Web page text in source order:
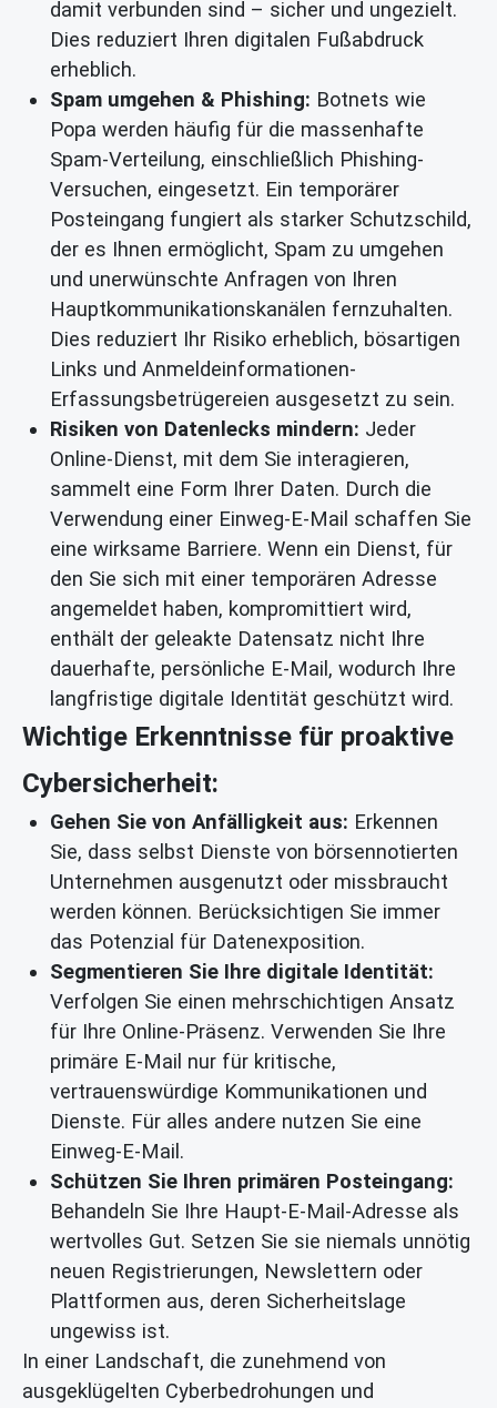
damit verbunden sind – sicher und ungezielt.
Dies reduziert Ihren digitalen Fußabdruck
erheblich.
Spam umgehen & Phishing: Botnets wie
Popa werden häufig für die massenhafte
Spam-Verteilung, einschließlich Phishing-
Versuchen, eingesetzt. Ein temporärer
Posteingang fungiert als starker Schutzschild,
der es Ihnen ermöglicht, Spam zu umgehen
und unerwünschte Anfragen von Ihren
Hauptkommunikationskanälen fernzuhalten.
Dies reduziert Ihr Risiko erheblich, bösartigen
Links und Anmeldeinformationen-
Erfassungsbetrügereien ausgesetzt zu sein.
Risiken von Datenlecks mindern: Jeder
Online-Dienst, mit dem Sie interagieren,
sammelt eine Form Ihrer Daten. Durch die
Verwendung einer Einweg-E-Mail schaffen Sie
eine wirksame Barriere. Wenn ein Dienst, für
den Sie sich mit einer temporären Adresse
angemeldet haben, kompromittiert wird,
enthält der geleakte Datensatz nicht Ihre
dauerhafte, persönliche E-Mail, wodurch Ihre
langfristige digitale Identität geschützt wird.
Wichtige Erkenntnisse für proaktive
Cybersicherheit:
Gehen Sie von Anfälligkeit aus: Erkennen
Sie, dass selbst Dienste von börsennotierten
Unternehmen ausgenutzt oder missbraucht
werden können. Berücksichtigen Sie immer
das Potenzial für Datenexposition.
Segmentieren Sie Ihre digitale Identität:
Verfolgen Sie einen mehrschichtigen Ansatz
für Ihre Online-Präsenz. Verwenden Sie Ihre
primäre E-Mail nur für kritische,
vertrauenswürdige Kommunikationen und
Dienste. Für alles andere nutzen Sie eine
Einweg-E-Mail .
Schützen Sie Ihren primären Posteingang:
Behandeln Sie Ihre Haupt-E-Mail-Adresse als
wertvolles Gut. Setzen Sie sie niemals unnötig
neuen Registrierungen, Newslettern oder
Plattformen aus, deren Sicherheitslage
ungewiss ist.
In einer Landschaft, die zunehmend von
ausgeklügelten Cyberbedrohungen und